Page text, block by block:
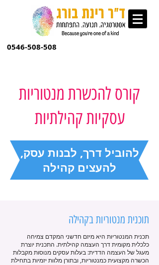
0546-508-508
קורס להכשרת מנטוריות
עסקיות קהילתיות
להוביל דרך, לבנות עסק,
להעצים קהילה
תוכנית מנטוריות בקהילה
תכנית המנטוריות היא מיזם חדשני המקדם צמיחה
כלכלית מקומית דרך העצמה קהילתית. התכנית יוצרת
מעגל של העצמה הדדית: בעלות עסקים מנוסות מקבלות
הכשרה מקצועית כמנטוריות, ובתורן מלוות יזמיות בתחילת